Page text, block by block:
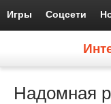
Игры Соцсети
Надомная